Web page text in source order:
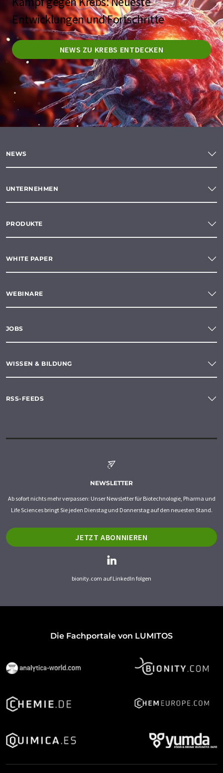
Entwicklungen und Fortschritte
NEWS ZU KREBS ENTDECKEN
NEWS
UNTERNEHMEN
PRODUKTE
WHITE PAPER
WEBINARE
JOBS
WISSEN & BILDUNG
RSS-FEEDS
NEWSLETTER
Ab sofort nichts mehr verpassen: Unser Newsletter für Biotechnologie, Pharma und
Life Sciences bringt Sie jeden Dienstag und Donnerstag auf den neuesten Stand.
JETZT ABONNIEREN
bionity.com auf LinkedIn folgen
Die Fachportale von LUMITOS